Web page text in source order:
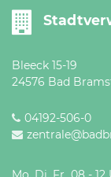
Bleeck 15-19
24576 Bad
04192-506-0